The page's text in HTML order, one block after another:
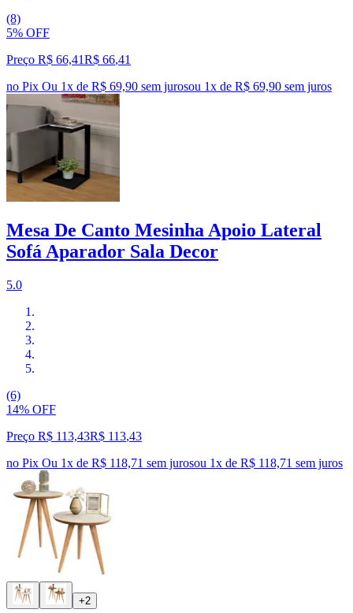
(8)
5% OFF
Preço R$ 66,41R$ 66,41
no Pix Ou 1x de R$ 69,90 sem jurosou 1x de R$ 69,90 sem juros
Mesa De Canto Mesinha Apoio Lateral
Sofá Aparador Sala Decor
5.0
(6)
14% OFF
Preço R$ 113,43R$ 113,43
no Pix Ou 1x de R$ 118,71 sem jurosou 1x de R$ 118,71 sem juros
+2